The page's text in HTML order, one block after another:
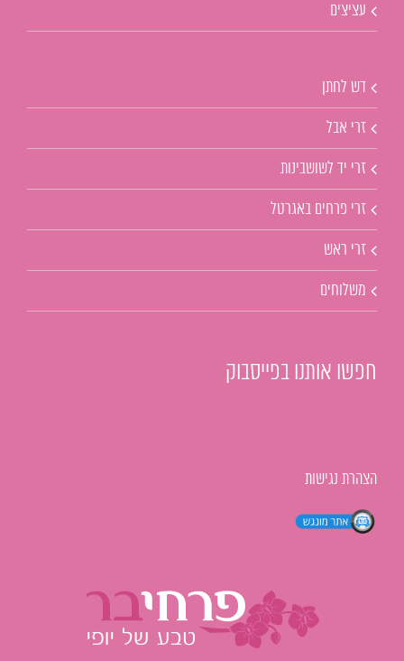
עציצים
דש לחתן
זרי אבל
זרי יד לשושבינות
זרי פרחים באגרטל
זרי ראש
משלוחים
חפשו אותנו בפייסבוק
הצהרת נגישות